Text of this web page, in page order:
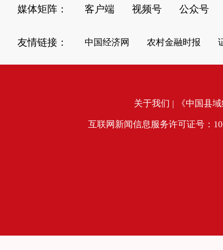
媒体矩阵： 客户端 视频号 公众号
友情链接： 中国经济网 农村金融时报
关于我们 | 《中国县
互联网新闻信息服务许可证号：